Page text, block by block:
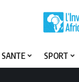
SANTE SPORT